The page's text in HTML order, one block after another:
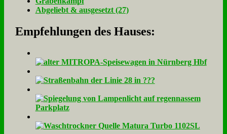
Ab­ge­liebt & aus­ge­setzt (27)
Empfehlungen des Hauses: